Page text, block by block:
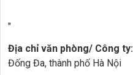
"
Địa chỉ văn phòng/ Công ty:
Đống Đa, thành phố Hà Nội